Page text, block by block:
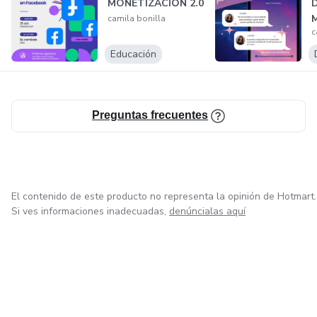
MONETIZACIÓN 2.0
camila bonilla
Educación
Preguntas frecuentes
El contenido de este producto no representa la opinión de Hotmart.
Si ves informaciones inadecuadas, denúncialas aquí